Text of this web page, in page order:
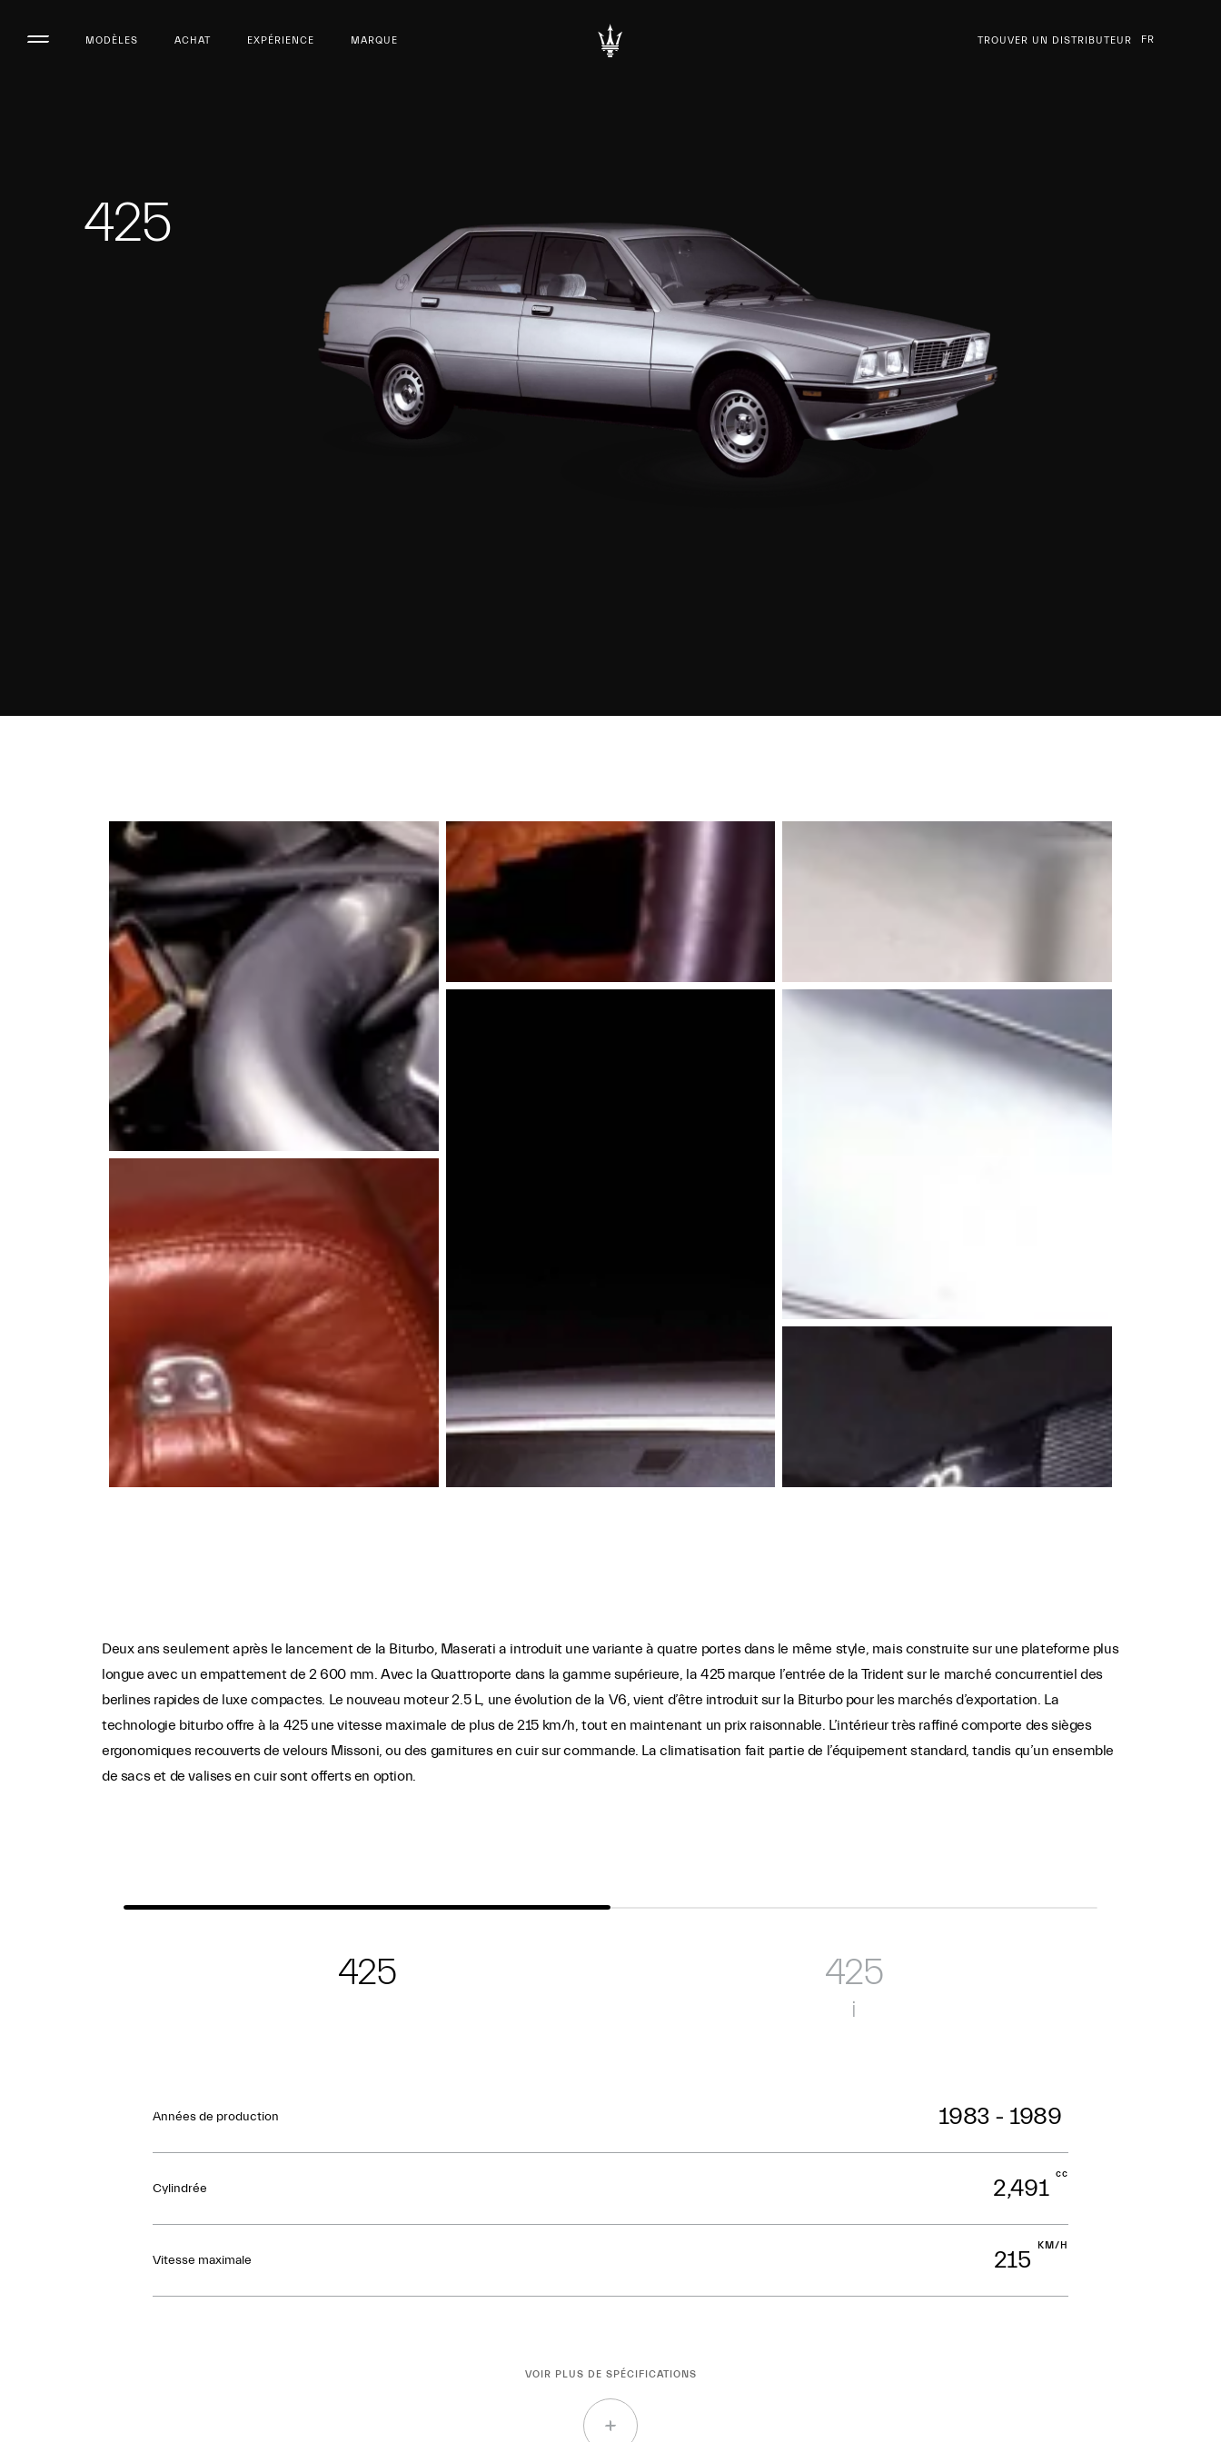
MODÈLES ACHAT EXPÉRIENCE MARQUE TROUVER UN DISTRIBUTEUR FR
425
Deux ans seulement après le lancement de la Biturbo, Maserati a introduit une variante à quatre portes dans le même style, mais construite sur une plateforme plus
longue avec un empattement de 2 600 mm. Avec la Quattroporte dans la gamme supérieure, la 425 marque l’entrée de la Trident sur le marché concurrentiel des
berlines rapides de luxe compactes. Le nouveau moteur 2.5 L, une évolution de la V6, vient d’être introduit sur la Biturbo pour les marchés d’exportation. La
technologie biturbo offre à la 425 une vitesse maximale de plus de 215 km/h, tout en maintenant un prix raisonnable. L’intérieur très raffiné comporte des sièges
ergonomiques recouverts de velours Missoni, ou des garnitures en cuir sur commande. La climatisation fait partie de l’équipement standard, tandis qu’un ensemble
de sacs et de valises en cuir sont offerts en option.
425 425
i
Années de production 1983 - 1989
Cylindrée 2,491
cc
Vitesse maximale 215
KM/H
VOIR PLUS DE SPÉCIFICATIONS